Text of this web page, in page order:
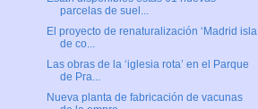
parcelas de suel...
El proyecto de renaturalización ‘Madrid isla
de co...
Las obras de la ‘iglesia rota’ en el Parque
de Pra...
Nueva planta de fabricación de vacunas